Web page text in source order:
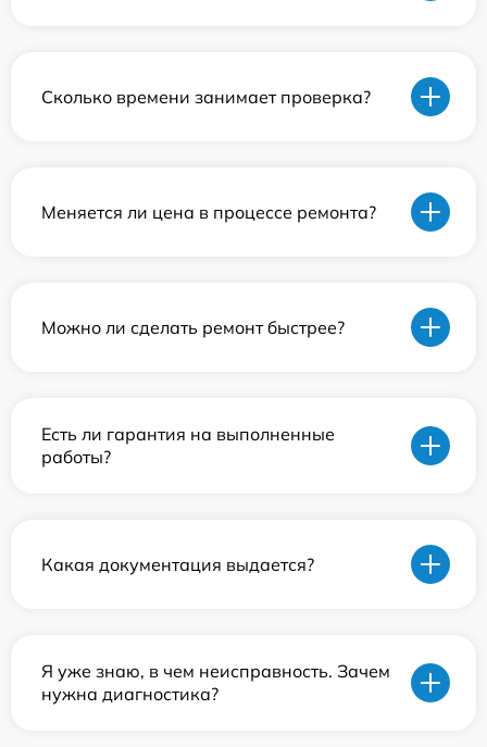
Сколько времени занимает проверка?
Меняется ли цена в процессе ремонта?
Можно ли сделать ремонт быстрее?
Есть ли гарантия на выполненные
работы?
Какая документация выдается?
Я уже знаю, в чем неисправность. Зачем
нужна диагностика?